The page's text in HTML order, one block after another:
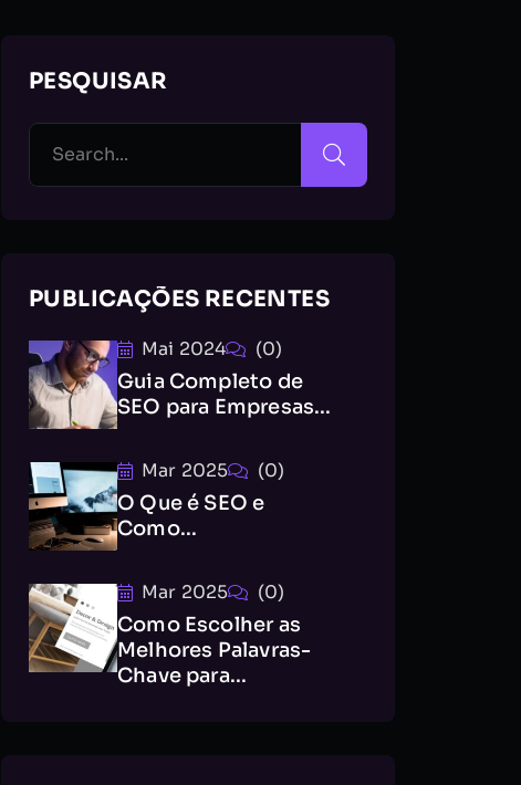
PESQUISAR
PUBLICAÇÕES RECENTES
Mai 2024 (0)
Guia Completo de
SEO para Empresas...
Mar 2025 (0)
O Que é SEO e
Como...
Mar 2025 (0)
Como Escolher as
Melhores Palavras-
Chave para...